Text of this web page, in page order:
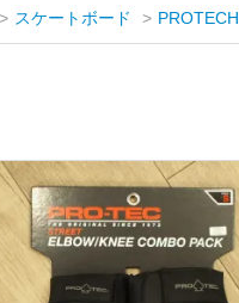
> スケートボード > PROTECH